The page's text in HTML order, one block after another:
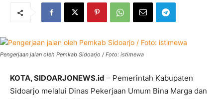
Pengerjaan jalan oleh Pemkab Sidoarjo / Foto: istimewa
KOTA, SIDOARJONEWS.id – Pemerintah Kabupaten
Sidoarjo melalui Dinas Pekerjaan Umum Bina Marga dan